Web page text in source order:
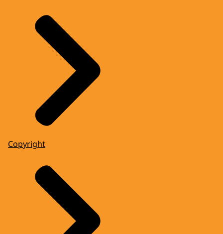
Copyright